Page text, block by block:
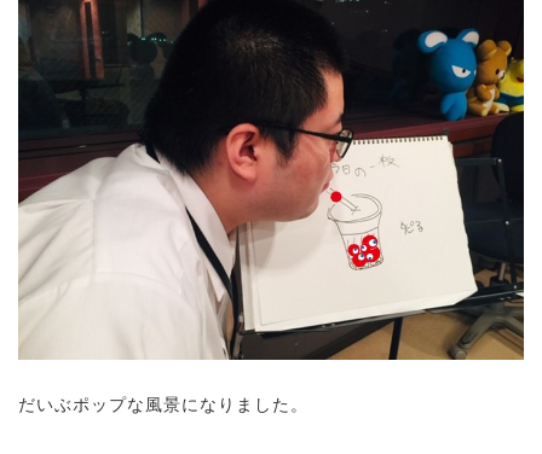
だいぶポップな風景になりました。